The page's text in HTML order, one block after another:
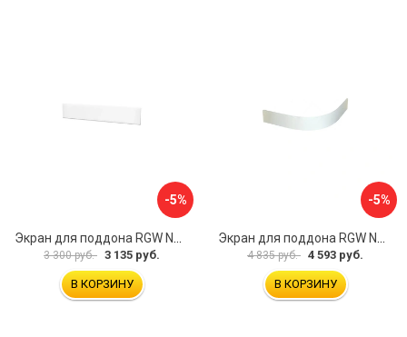
-5%
3 300 руб. 3 135 руб.
В КОРЗИНУ
-5%
4 835 руб. 4 593 руб.
В КОРЗИНУ